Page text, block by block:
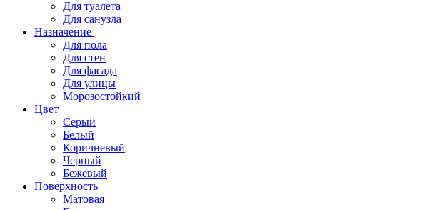
Для туалета
Для санузла
Назначение
Для пола
Для стен
Для фасада
Для улицы
Морозостойкий
Цвет
Серый
Белый
Коричневый
Черный
Бежевый
Поверхность
Матовая